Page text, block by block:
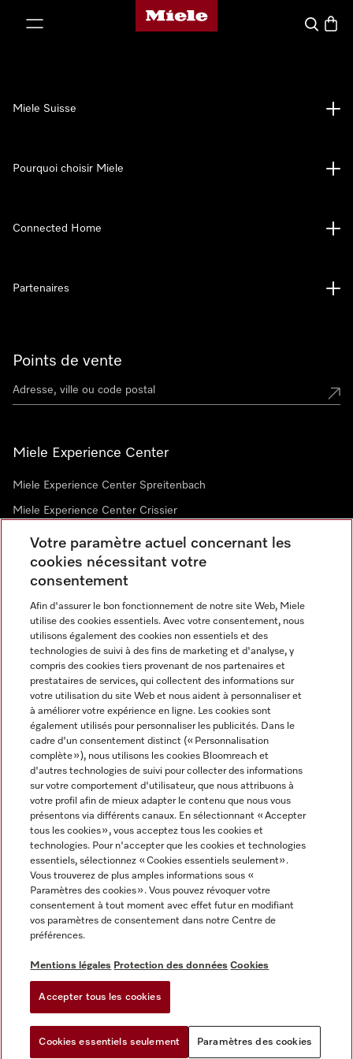
Page d'accueil de Miele
Search
Points de vente
Miele Experience Center
Miele Experience Center Spreitenbach
Miele Experience Center Crissier
Newsletter
Langue
FRANÇAIS
Miele Suisse
Pourquoi choisir Miele
Connected Home
Partenaires
Mentions légales
CGV
Protection des données
Paramètres des cookies
Miele sur Youtube
Votre paramètre actuel concernant les
cookies nécessitant votre
consentement
Afin d'assurer le bon fonctionnement de notre site Web, Miele
utilise des cookies essentiels. Avec votre consentement, nous
utilisons également des cookies non essentiels et des
technologies de suivi à des fins de marketing et d'analyse, y
compris des cookies tiers provenant de nos partenaires et
prestataires de services, qui collectent des informations sur
votre utilisation du site Web et nous aident à personnaliser et
à améliorer votre expérience en ligne. Les cookies sont
également utilisés pour personnaliser les publicités. Dans le
cadre d'un consentement distinct (« Personnalisation
complète »), nous utilisons les cookies Bloomreach et
d'autres technologies de suivi pour collecter des informations
sur votre comportement d'utilisateur, que nous attribuons à
votre profil afin de mieux adapter le contenu que nous vous
présentons via différents canaux. En sélectionnant « Accepter
tous les cookies », vous acceptez tous les cookies et
technologies. Pour n'accepter que les cookies et technologies
essentiels, sélectionnez « Cookies essentiels seulement».
Vous trouverez de plus amples informations sous «
Paramètres des cookies ». Vous pouvez révoquer votre
consentement à tout moment avec effet futur en modifiant
vos paramètres de consentement dans notre Centre de
préférences.
Mentions légales Protection des données Cookies
Accepter tous les cookies
Cookies essentiels seulement Paramètres des cookies